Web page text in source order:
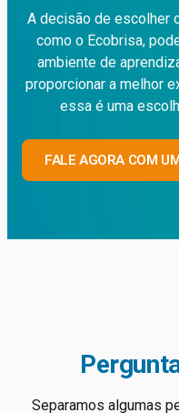
A decisão de escolher
como o Ecobrisa,
ambiente de
proporcionar a melhor
essa é uma
FALE AGORA COM
Separamos algumas